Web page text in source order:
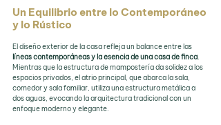
Un Equilibrio entre lo Contemporáneo
y lo Rústico
El diseño exterior de la casa refleja un balance entre las
líneas contemporáneas y la esencia de una casa de finca.
Mientras que la estructura de mampostería da solidez a los
espacios privados, el atrio principal, que abarca la sala,
comedor y sala familiar, utiliza una estructura metálica a
dos aguas, evocando la arquitectura tradicional con un
enfoque moderno y elegante.